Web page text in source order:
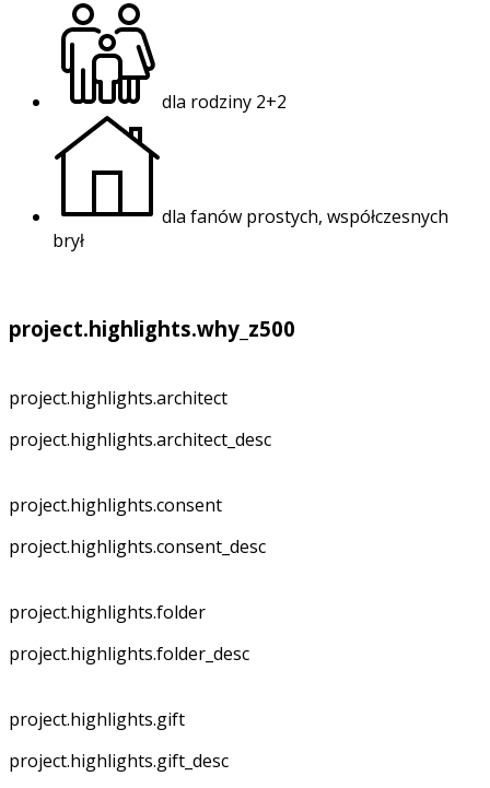
dla rodziny 2+2
dla fanów prostych, współczesnych
brył
project.highlights.why_z500
project.highlights.architect
project.highlights.architect_desc
project.highlights.consent
project.highlights.consent_desc
project.highlights.folder
project.highlights.folder_desc
project.highlights.gift
project.highlights.gift_desc